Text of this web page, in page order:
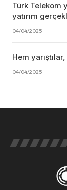
Türk Telekom
yatırım
04/04/2025
Hem
04/04/2025